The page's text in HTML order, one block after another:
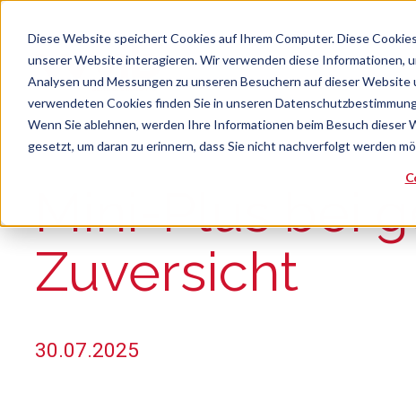
Diese Website speichert Cookies auf Ihrem Computer. Diese
unserer Website interagieren. Wir verwenden diese Informationen,
Analysen und Messungen zu unseren Besuchern auf dieser
verwendeten Cookies finden Sie in unseren
Wenn Sie ablehnen, werden Ihre Informationen beim Besuch
gesetzt, um daran zu erinnern, dass Sie nicht nachverfolgt werden
Suche
Es gibt keine Vorschläge, da das Suchfeld
Mini-Plus bei
Zuversicht
30.07.2025